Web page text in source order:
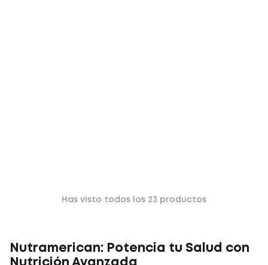
Has visto todos los 23 productos
Nutramerican: Potencia tu Salud con